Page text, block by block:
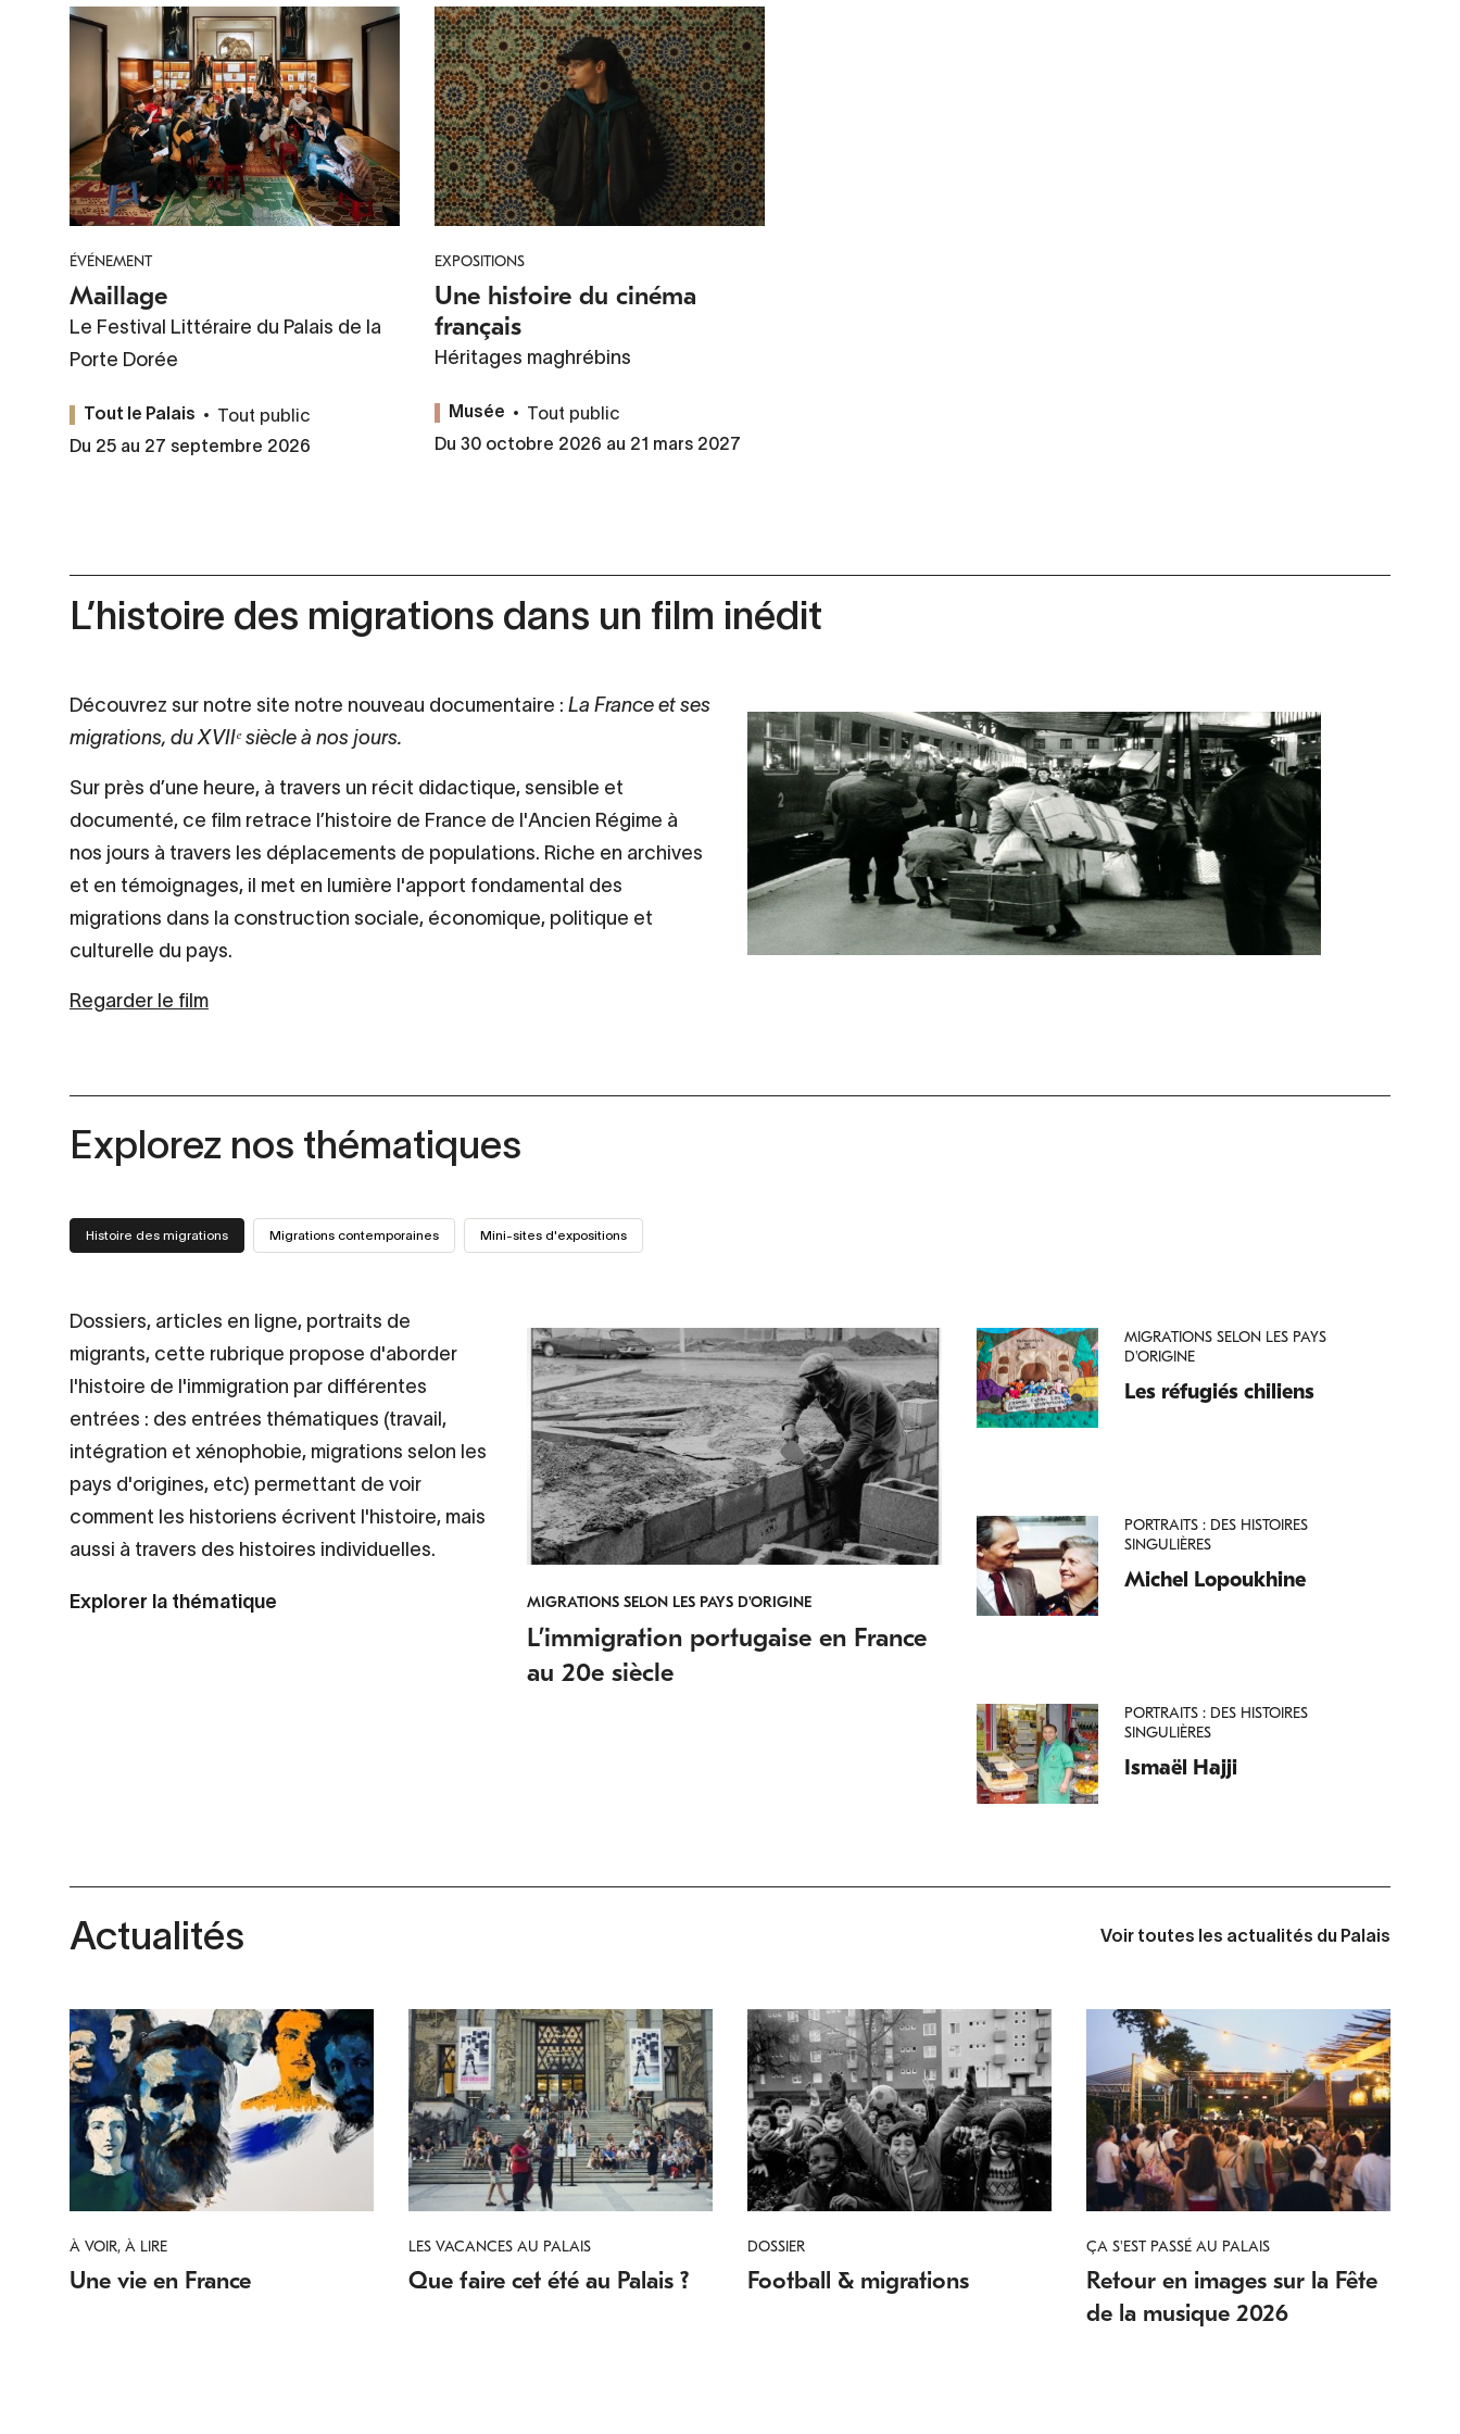
ÉVÉNEMENT
Maillage
Le Festival Littéraire du Palais de la
Porte Dorée
Tout le Palais
Tout public
Du 25 au 27 septembre 2026
EXPOSITIONS
Une histoire du cinéma
français
Héritages maghrébins
Musée
Tout public
Du 30 octobre 2026 au 21 mars 2027
L’histoire des migrations dans un film inédit
Découvrez sur notre site notre nouveau documentaire : La France et ses
migrations, du XVIIᵉ siècle à nos jours.
Sur près d’une heure, à travers un récit didactique, sensible et
documenté, ce film retrace l’histoire de France de l'Ancien Régime à
nos jours à travers les déplacements de populations. Riche en archives
et en témoignages, il met en lumière l'apport fondamental des
migrations dans la construction sociale, économique, politique et
culturelle du pays.
Regarder le film
Explorez nos thématiques
Histoire des migrations Migrations contemporaines Mini-sites d'expositions
Dossiers, articles en ligne, portraits de
migrants, cette rubrique propose d'aborder
l'histoire de l'immigration par différentes
entrées : des entrées thématiques (travail,
intégration et xénophobie, migrations selon les
pays d'origines, etc) permettant de voir
comment les historiens écrivent l'histoire, mais
aussi à travers des histoires individuelles.
Explorer la thématique MIGRATIONS SELON LES PAYS D'ORIGINE
L’immigration portugaise en France
au 20e siècle
MIGRATIONS SELON LES PAYS
D'ORIGINE
Les réfugiés chiliens
PORTRAITS : DES HISTOIRES
SINGULIÈRES
Michel Lopoukhine
PORTRAITS : DES HISTOIRES
SINGULIÈRES
Ismaël Hajji
Actualités Voir toutes les actualités du Palais
À VOIR, À LIRE
Une vie en France
LES VACANCES AU PALAIS
Que faire cet été au Palais ?
DOSSIER
Football & migrations
ÇA S'EST PASSÉ AU PALAIS
Retour en images sur la Fête
de la musique 2026